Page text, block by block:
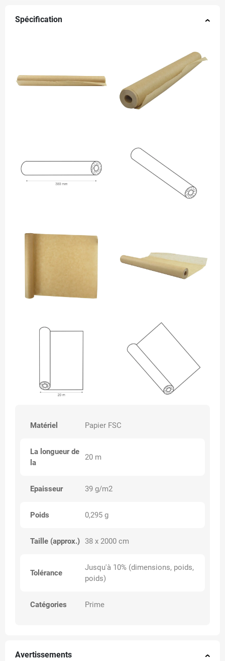
Spécification
Matériel Papier FSC
La longueur de
la
20 m
Epaisseur 39 g/m2
Poids 0,295 g
Taille (approx.) 38 x 2000 cm
Tolérance
Jusqu'à 10% (dimensions, poids,
poids)
Catégories Prime
Avertissements